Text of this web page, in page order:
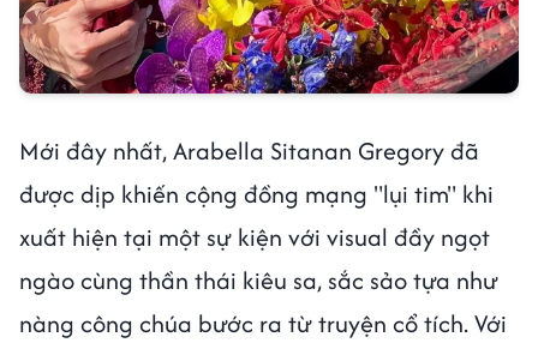
Mới đây nhất, Arabella Sitanan Gregory đã
được dịp khiến cộng đồng mạng "lụi tim" khi
xuất hiện tại một sự kiện với visual đầy ngọt
ngào cùng thần thái kiêu sa, sắc sảo tựa như
nàng công chúa bước ra từ truyện cổ tích. Với